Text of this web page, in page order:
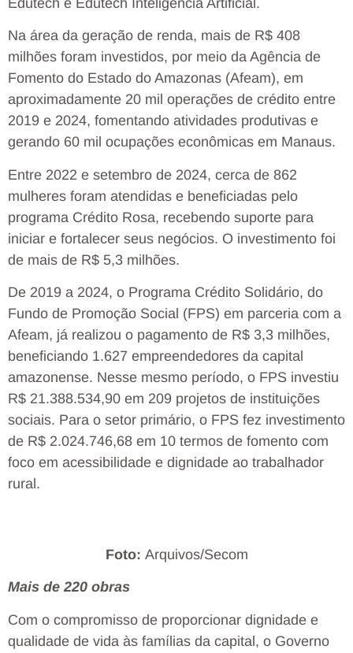
Na área da geração de renda, mais de R$ 408
milhões foram investidos, por meio da Agência de
Fomento do Estado do Amazonas (Afeam), em
aproximadamente 20 mil operações de crédito entre
2019 e 2024, fomentando atividades produtivas e
gerando 60 mil ocupações econômicas em Manaus.
Entre 2022 e setembro de 2024, cerca de 862
mulheres foram atendidas e beneficiadas pelo
programa Crédito Rosa, recebendo suporte para
iniciar e fortalecer seus negócios. O investimento foi
de mais de R$ 5,3 milhões.
De 2019 a 2024, o Programa Crédito Solidário, do
Fundo de Promoção Social (FPS) em parceria com a
Afeam, já realizou o pagamento de R$ 3,3 milhões,
beneficiando 1.627 empreendedores da capital
amazonense. Nesse mesmo período, o FPS investiu
R$ 21.388.534,90 em 209 projetos de instituições
sociais. Para o setor primário, o FPS fez investimento
de R$ 2.024.746,68 em 10 termos de fomento com
foco em acessibilidade e dignidade ao trabalhador
rural.
Foto: Arquivos/Secom
Mais de 220 obras
Com o compromisso de proporcionar dignidade e
qualidade de vida às famílias da capital, o Governo